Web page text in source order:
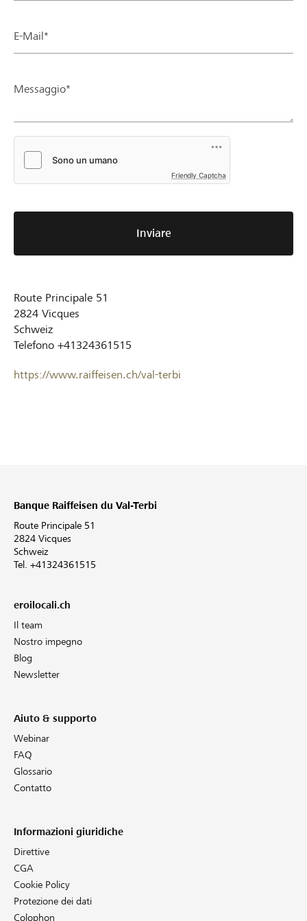
E-Mail*
Messaggio*
Friendly Captcha
Inviare
Route Principale 51
2824 Vicques
Schweiz
Telefono +41324361515
https://www.raiffeisen.ch/val-terbi
Banque Raiffeisen du Val-Terbi
Route Principale 51
2824 Vicques
Schweiz
Tel. +41324361515
eroilocali.ch
Il team
Nostro impegno
Blog
Newsletter
Aiuto & supporto
Webinar
FAQ
Glossario
Contatto
Informazioni giuridiche
Direttive
CGA
Cookie Policy
Protezione dei dati
Colophon